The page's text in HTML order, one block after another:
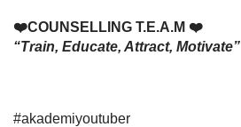
❤️COUNSELLING T.E.A.M ❤️
“Train, Educate, Attract, Motivate”
#akademiyoutuber